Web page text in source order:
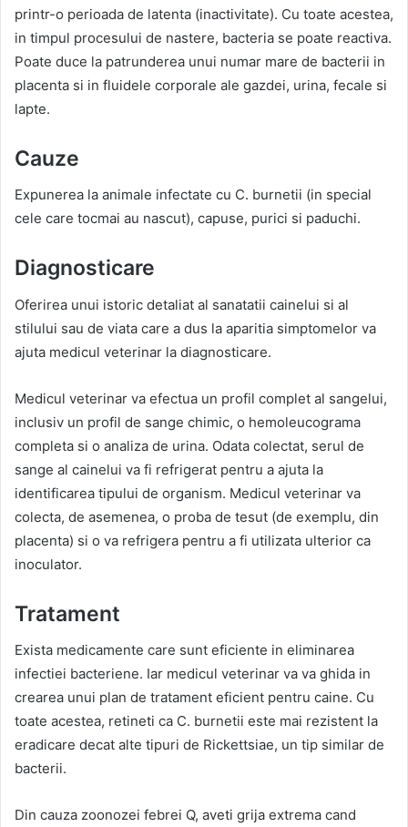
printr-o perioada de latenta (inactivitate). Cu toate acestea,
in timpul procesului de nastere, bacteria se poate reactiva.
Poate duce la patrunderea unui numar mare de bacterii in
placenta si in fluidele corporale ale gazdei, urina, fecale si
lapte.
Cauze
Expunerea la animale infectate cu C. burnetii (in special
cele care tocmai au nascut), capuse, purici si paduchi.
Diagnosticare
Oferirea unui istoric detaliat al sanatatii cainelui si al
stilului sau de viata care a dus la aparitia simptomelor va
ajuta medicul veterinar la diagnosticare.
Medicul veterinar va efectua un profil complet al sangelui,
inclusiv un profil de sange chimic, o hemoleucograma
completa si o analiza de urina. Odata colectat, serul de
sange al cainelui va fi refrigerat pentru a ajuta la
identificarea tipului de organism. Medicul veterinar va
colecta, de asemenea, o proba de tesut (de exemplu, din
placenta) si o va refrigera pentru a fi utilizata ulterior ca
inoculator.
Tratament
Exista medicamente care sunt eficiente in eliminarea
infectiei bacteriene. Iar medicul veterinar va va ghida in
crearea unui plan de tratament eficient pentru caine. Cu
toate acestea, retineti ca C. burnetii este mai rezistent la
eradicare decat alte tipuri de Rickettsiae, un tip similar de
bacterii.
Din cauza zoonozei febrei Q, aveti grija extrema cand